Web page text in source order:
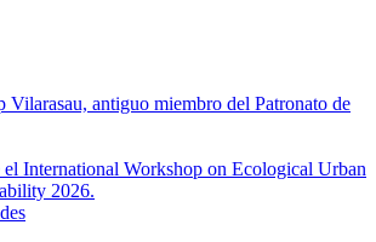
Vilarasau, antiguo miembro del Patronato de
International Workshop on Ecological Urban
2026.